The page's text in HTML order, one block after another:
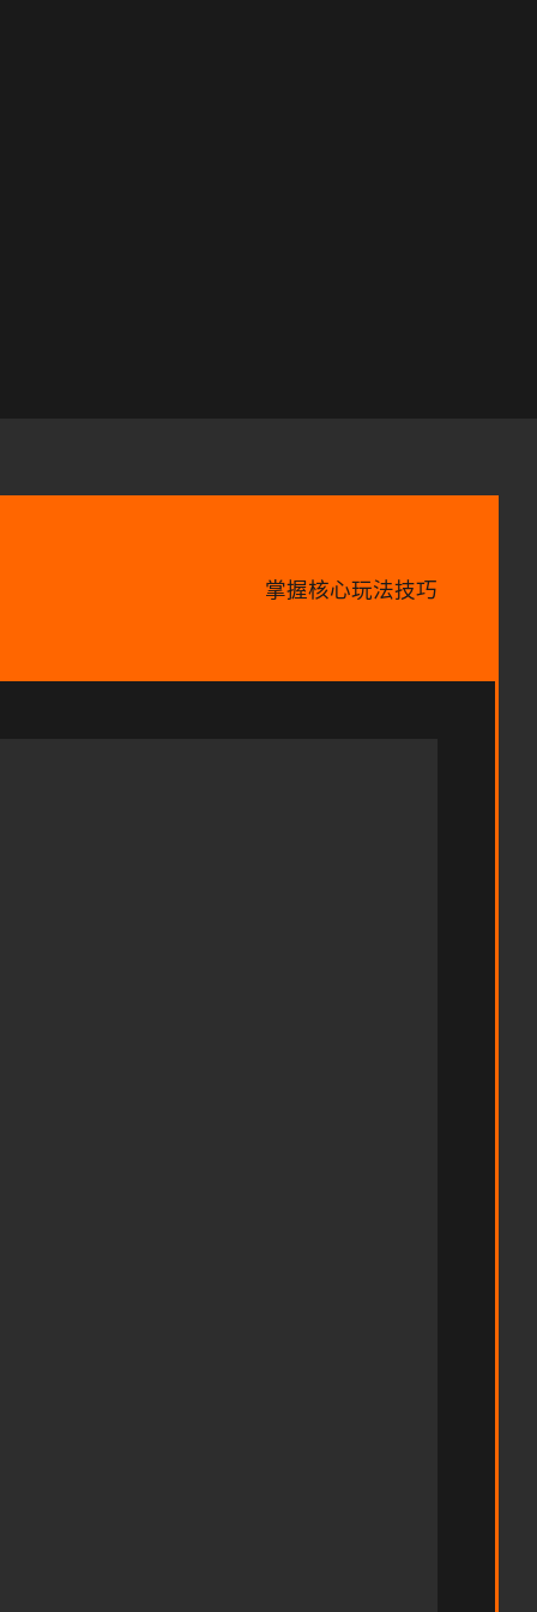
掌握核心玩法技巧